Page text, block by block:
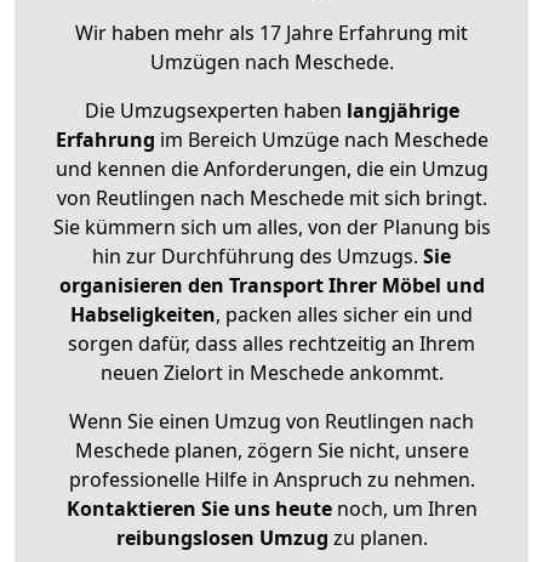
Wir haben mehr als 17 Jahre Erfahrung mit
Umzügen nach Meschede.
Die Umzugsexperten haben langjährige
Erfahrung im Bereich Umzüge nach Meschede
und kennen die Anforderungen, die ein Umzug
von Reutlingen nach Meschede mit sich bringt.
Sie kümmern sich um alles, von der Planung bis
hin zur Durchführung des Umzugs. Sie
organisieren den Transport Ihrer Möbel und
Habseligkeiten, packen alles sicher ein und
sorgen dafür, dass alles rechtzeitig an Ihrem
neuen Zielort in Meschede ankommt.
Wenn Sie einen Umzug von Reutlingen nach
Meschede planen, zögern Sie nicht, unsere
professionelle Hilfe in Anspruch zu nehmen.
Kontaktieren Sie uns heutenoch, um Ihren
reibungslosen Umzug zu planen.